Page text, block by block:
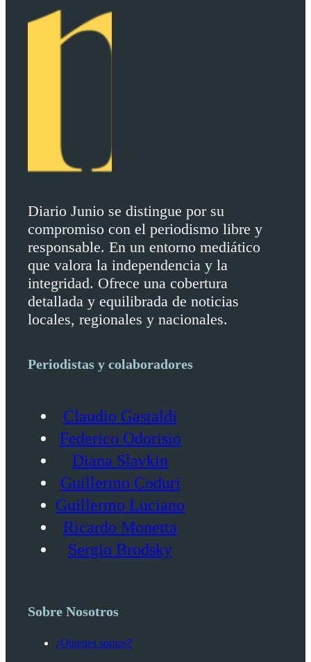
Diario Junio se distingue por su
compromiso con el periodismo libre y
responsable. En un entorno mediático
que valora la independencia y la
integridad. Ofrece una cobertura
detallada y equilibrada de noticias
locales, regionales y nacionales.
Periodistas y colaboradores
Claudio Gastaldi
Federico Odorisio
Diana Slavkin
Guillermo Coduri
Guillermo Luciano
Ricardo Monetta
Sergio Brodsky
Sobre Nosotros
¿Quienes somos?